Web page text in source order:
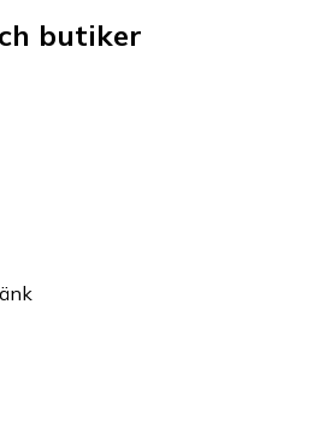
butiker